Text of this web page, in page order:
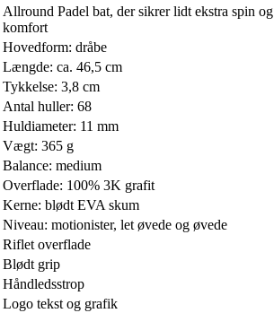
Allround Padel bat, der sikrer lidt ekstra spin
komfort
Hovedform: dråbe
Længde: ca. 46,5 cm
Tykkelse: 3,8 cm
Antal huller: 68
Huldiameter: 11 mm
Vægt: 365 g
Balance: medium
Overflade: 100% 3K grafit
Kerne: blødt EVA skum
Niveau: motionister, let øvede og øvede
Riflet overflade
Blødt grip
Håndledsstrop
Logo tekst og grafik